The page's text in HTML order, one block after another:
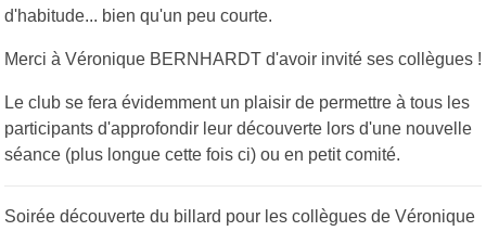
d'habitude... bien qu'un peu courte.
Merci à Véronique BERNHARDT d'avoir invité ses collègues !
Le club se fera évidemment un plaisir de permettre à tous les
participants d'approfondir leur découverte lors d'une nouvelle
séance (plus longue cette fois ci) ou en petit comité.
Soirée découverte du billard pour les collègues de Véronique